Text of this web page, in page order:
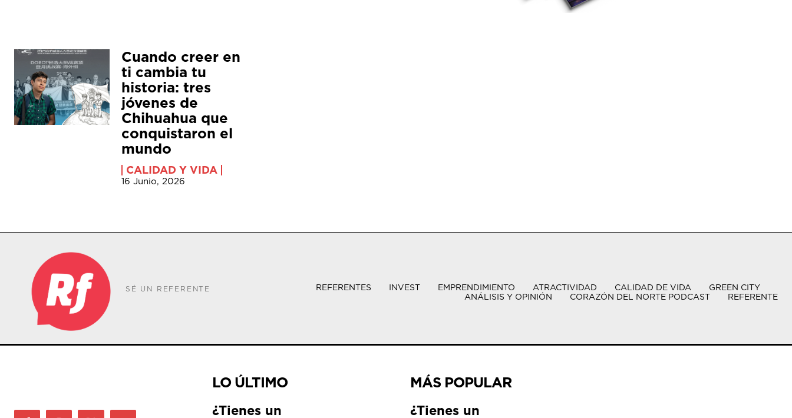
Cuando creer en
ti cambia tu
historia: tres
jóvenes de
Chihuahua que
conquistaron el
mundo
CALIDAD Y VIDA
16 Junio, 2026
SÉ UN REFERENTE REFERENTES INVEST EMPRENDIMIENTO ATRACTIVIDAD CALIDAD DE VIDA
GREEN CITY
ANÁLISIS Y OPINIÓN
CORAZÓN DEL NORTE PODCAST REFERENTE
LO ÚLTIMO
¿Tienes un
MÁS POPULAR
¿Tienes un